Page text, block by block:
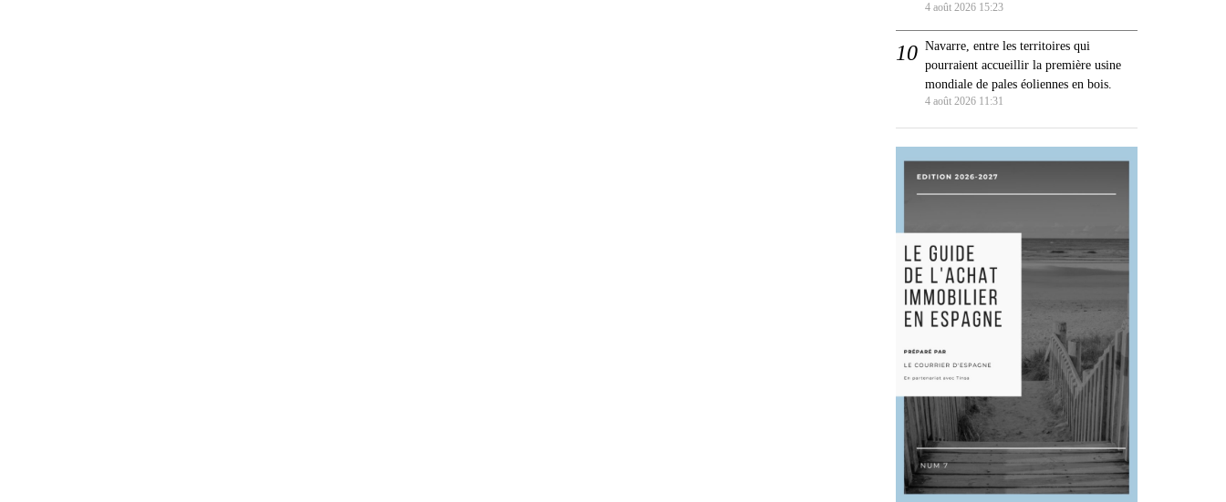
4 août 2026 15:23
Navarre, entre les territoires qui
pourraient accueillir la première usine
mondiale de pales éoliennes en bois.
4 août 2026 11:31